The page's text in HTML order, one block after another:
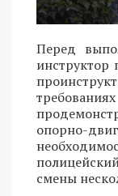
Перед
инструктор
опорно-
смены